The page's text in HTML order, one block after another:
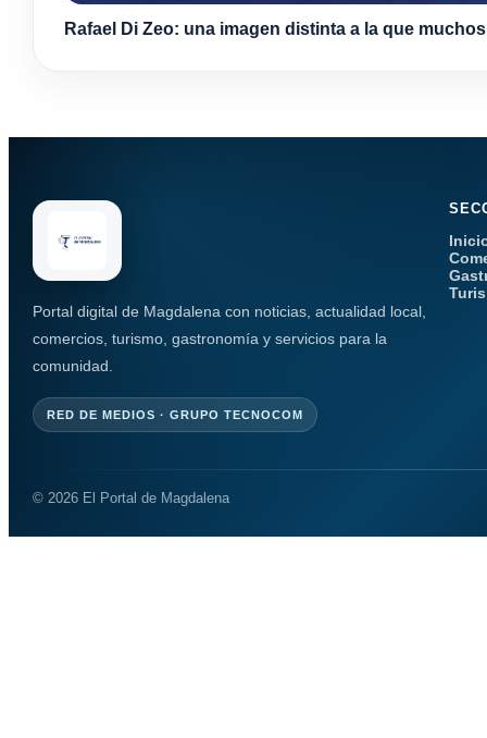
Rafael Di Zeo: una imagen distinta a la que
Portal digital de Magdalena con noticias, actualidad local,
comercios, turismo, gastronomía y servicios para la
comunidad.
RED DE MEDIOS · GRUPO TECNOCOM
© 2026 El Portal de Magdalena